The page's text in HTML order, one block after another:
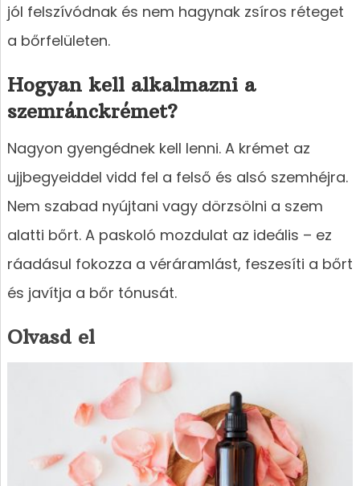
jól felszívódnak és nem hagynak zsíros réteget
a bőrfelületen.
Hogyan kell alkalmazni a
szemránckrémet?
Nagyon gyengédnek kell lenni. A krémet az
ujjbegyeiddel vidd fel a felső és alsó szemhéjra.
Nem szabad nyújtani vagy dörzsölni a szem
alatti bőrt. A paskoló mozdulat az ideális – ez
ráadásul fokozza a véráramlást, feszesíti a bőrt
és javítja a bőr tónusát.
Olvasd el